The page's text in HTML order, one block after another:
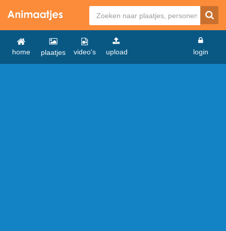
home plaatjes video's upload login